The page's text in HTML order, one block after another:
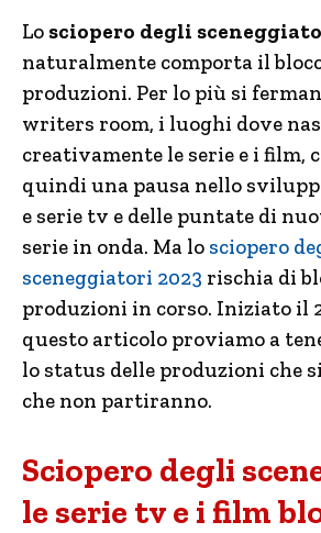
Lo sciopero degli
naturalmente comporta il
produzioni. Per lo più si
writers room, i luoghi dove
creativamente le serie e i film,
quindi una pausa nello
e serie tv e delle puntate di
serie in onda. Ma lo sciopero
sceneggiatori 2023 rischia di
produzioni in corso. Iniziato il
questo articolo proviamo a
lo status delle produzioni che
che non partiranno.
Sciopero degli
le serie tv e i film